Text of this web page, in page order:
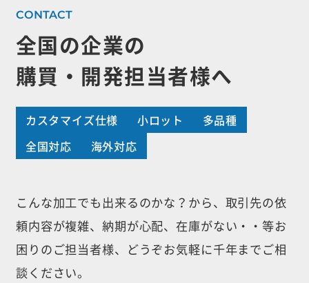
全国の企業の
購買・開発担当者様へ
カスタマイズ仕様 小ロット
多品種
全国対応
海外対応
こんな加工でも出来るのかな？から、取引先の依
頼内容が複雑、納期が心配、 在庫がない・・等お
困りのご担当者様、どうぞお気軽に千年までご相
談ください。